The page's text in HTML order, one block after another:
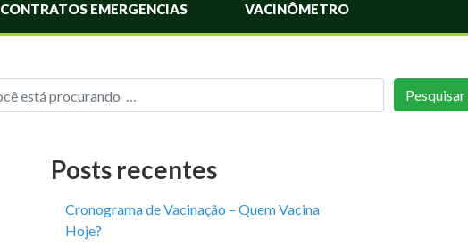
CONTRATOS EMERGENCIAS VACINÔMETRO
Posts recentes
Cronograma de Vacinação – Quem Vacina
Hoje?